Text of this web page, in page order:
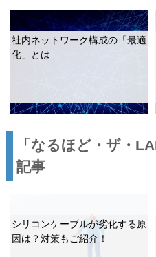
社内ネットワーク構成の「最適
化」とは
「なるほど・ザ・
記事
シリコンケーブルが劣化する原
因は？対策もご紹介！